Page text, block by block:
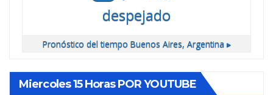
despejado
Pronóstico del tiempo Buenos Aires, Argentina ▸
Miercoles 15 Horas POR YOUTUBE